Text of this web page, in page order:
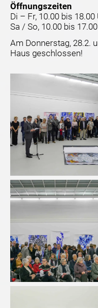
Öffnungszeiten
Di – Fr, 10.00 bis 18.00
Sa / So, 10.00 bis
Am Donnerstag, 28.2.
Haus geschlossen!